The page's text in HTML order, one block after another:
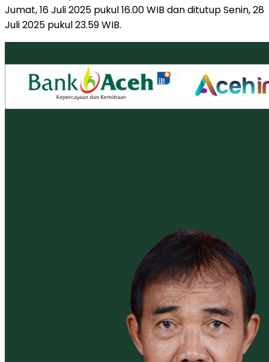
Jumat, 16 Juli 2025 pukul 16.00 WIB dan ditutup Senin, 28
Juli 2025 pukul 23.59 WIB.